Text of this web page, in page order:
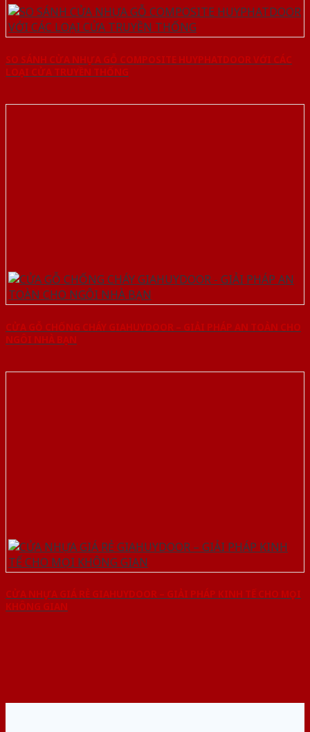
SO SÁNH CỬA NHỰA GỖ COMPOSITE HUYPHATDOOR VỚI CÁC
LOẠI CỬA TRUYỀN THỐNG
CỬA GỖ CHỐNG CHÁY GIAHUYDOOR – GIẢI PHÁP AN TOÀN CHO
NGÔI NHÀ BẠN
CỬA NHỰA GIÁ RẺ GIAHUYDOOR – GIẢI PHÁP KINH TẾ CHO MỌI
KHÔNG GIAN